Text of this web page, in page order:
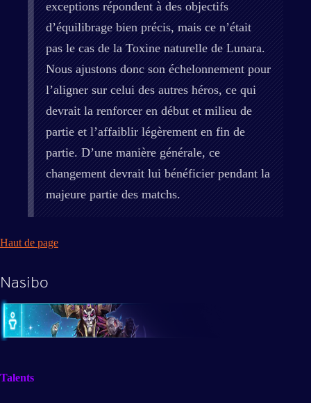
exceptions répondent à des objectifs
d’équilibrage bien précis, mais ce n’était
pas le cas de la Toxine naturelle de Lunara.
Nous ajustons donc son échelonnement pour
l’aligner sur celui des autres héros, ce qui
devrait la renforcer en début et milieu de
partie et l’affaiblir légèrement en fin de
partie. D’une manière générale, ce
changement devrait lui bénéficier pendant la
majeure partie des matchs.
Haut de page
Nasibo
Talents